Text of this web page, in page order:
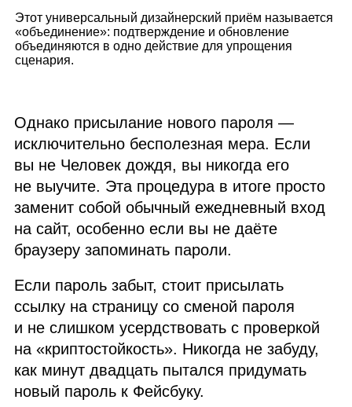
Этот универсальный дизайнерский приём называется
«объединение»: подтверждение и обновление
объединяются в одно действие для упрощения
сценария.
Однако присылание нового пароля —
исключительно бесполезная мера. Если
вы не Человек дождя, вы никогда его
не выучите. Эта процедура в итоге просто
заменит собой обычный ежедневный вход
на сайт, особенно если вы не даёте
браузеру запоминать пароли.
Если пароль забыт, стоит присылать
ссылку на страницу со сменой пароля
и не слишком усердствовать с проверкой
на «криптостойкость». Никогда не забуду,
как минут двадцать пытался придумать
новый пароль к Фейсбуку.